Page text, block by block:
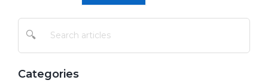
🔍
Categories